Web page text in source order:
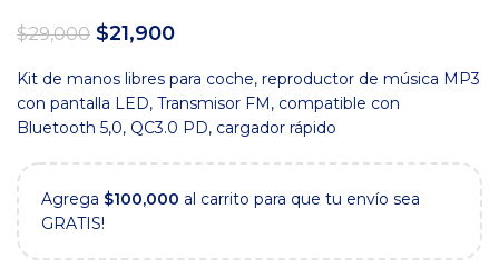
$29,000 El
original
era:
$29,000.
$21,900El
actual
es:
$21,900.
Kit de manos libres para coche, reproductor de música MP3
con pantalla LED, Transmisor FM, compatible con
Bluetooth 5,0, QC3.0 PD, cargador rápido
Agrega $100,000 al carrito para que tu envío sea
GRATIS!